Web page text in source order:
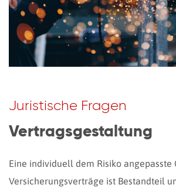
Juristische Fragen
Vertragsgestaltung
Eine individuell dem Risiko angepasste
Versicherungsverträge ist Bestandteil